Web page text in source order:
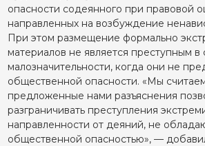
опасности содеянного при правовой
направленных на возбуждение
При этом размещение формально
материалов не является преступным в
малозначительности, когда они не
общественной опасности. «Мы
предложенные нами разъяснения
разграничивать преступления
направленности от деяний, не
общественной опасностью», —